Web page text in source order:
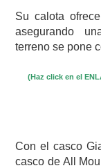
Su calota
asegurando
terreno se pone
(Haz click en el
Con el casco
casco de All